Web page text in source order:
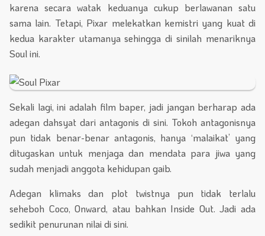
karena secara watak keduanya cukup berlawanan satu
sama lain. Tetapi, Pixar melekatkan kemistri yang kuat di
kedua karakter utamanya sehingga di sinilah menariknya
Soul ini.
Sekali lagi, ini adalah film baper, jadi jangan berharap ada
adegan dahsyat dari antagonis di sini. Tokoh antagonisnya
pun tidak benar-benar antagonis, hanya ‘malaikat’ yang
ditugaskan untuk menjaga dan mendata para jiwa yang
sudah menjadi anggota kehidupan gaib.
Adegan klimaks dan plot twistnya pun tidak terlalu
seheboh Coco, Onward, atau bahkan Inside Out. Jadi ada
sedikit penurunan nilai di sini.